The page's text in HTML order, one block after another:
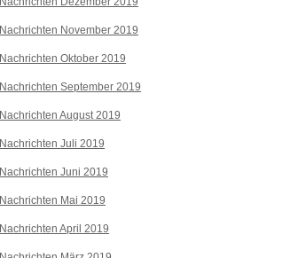
Nachrichten November 2019
Nachrichten Oktober 2019
Nachrichten September 2019
Nachrichten August 2019
Nachrichten Juli 2019
Nachrichten Juni 2019
Nachrichten Mai 2019
Nachrichten April 2019